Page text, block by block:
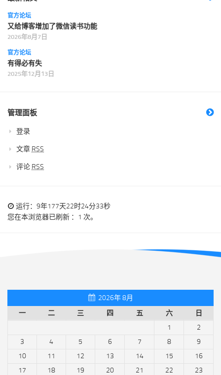
官方论坛
又给博客增加了微信读书功能
2026年8月7日
官方论坛
有得必有失
2025年12月13日
管理面板
登录
文章 RSS
评论 RSS
运行：9年177天22时24分33秒
您在本浏览器已刷新 ：1 次。
2026年 8月
一
二 三 四 五 六 日
1
2
3
4 5 6 7 8
9
10
11 12 13 14 15
16
17
18 19 20 21 22
23